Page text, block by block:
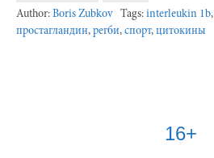
Author: Boris Zubkov Tags: interleukin 1b,
простагландин, регби, спорт, цитокины
16+